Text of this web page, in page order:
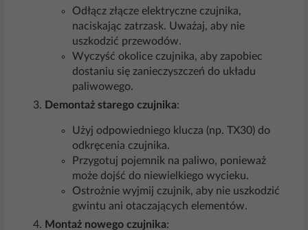
Odłącz złącze elektryczne czujnika,
naciskając zatrzask. Uważaj, aby nie
uszkodzić przewodów.
Wyczyść okolice czujnika, aby zapobiec
dostaniu się zanieczyszczeń do układu
paliwowego.
Demontaż starego czujnika:
Użyj odpowiedniego klucza (np. TX30) do
odkręcenia czujnika.
Przygotuj pojemnik na paliwo, ponieważ
może dojść do niewielkiego wycieku.
Ostrożnie wyjmij czujnik, aby nie uszkodzić
gwintu ani otaczających elementów.
Montaż nowego czujnika: